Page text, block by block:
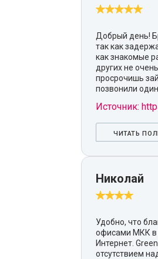
Добрый день!
так как
как знакомые
других не
просрочишь
позвонили
Источник:
ЧИТАТЬ
Николай
Удобно, что
офисами МКК в
Интернет.
отсутствием